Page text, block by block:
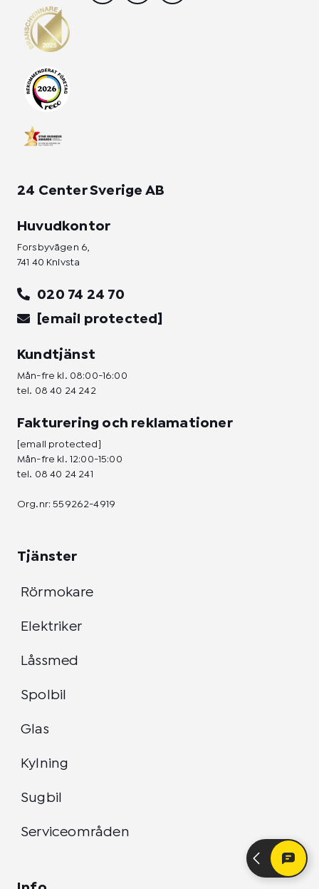
24 Center Sverige AB
Huvudkontor
Forsbyvägen 6,
741 40 Knivsta
020 74 24 70
[email protected]
Kundtjänst
Mån-fre kl. 08:00-16:00
tel. 08 40 24 242
Fakturering och reklamationer
[email protected]
Mån-fre kl. 12:00-15:00
tel. 08 40 24 241
Org.nr: 559262-4919
Tjänster
Rörmokare
Elektriker
Låssmed
Spolbil
Glas
Kylning
Sugbil
Serviceområden